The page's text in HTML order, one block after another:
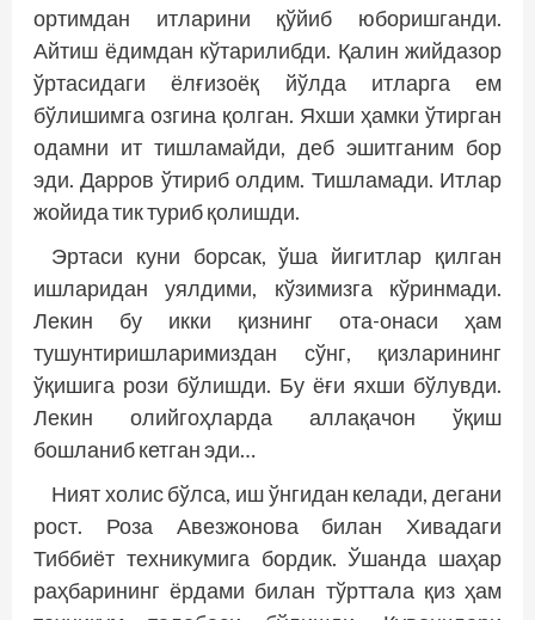
ортимдан итларини қўйиб юборишганди.
Айтиш ёдимдан кўтарилибди. Қалин жийдазор
ўртасидаги ёлғизоёқ йўлда итларга ем
бўлишимга озгина қолган. Яхши ҳамки ўтирган
одамни ит тишламайди, деб эшитганим бор
эди. Дарров ўтириб олдим. Тишламади. Итлар
жойида тик туриб қолишди.
Эртаси куни борсак, ўша йигитлар қилган
ишларидан уялдими, кўзимизга кўринмади.
Лекин бу икки қизнинг ота-онаси ҳам
тушунтиришларимиздан сўнг, қизларининг
ўқишига рози бўлишди. Бу ёғи яхши бўлувди.
Лекин олийгоҳларда аллақачон ўқиш
бошланиб кетган эди…
Ният холис бўлса, иш ўнгидан келади, дегани
рост. Роза Авезжонова билан Хивадаги
Тиббиёт техникумига бордик. Ўшанда шаҳар
раҳбарининг ёрдами билан тўрттала қиз ҳам